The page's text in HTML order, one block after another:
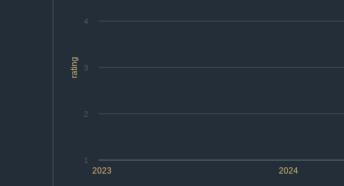
rating
2023 2024
1
2
3
4